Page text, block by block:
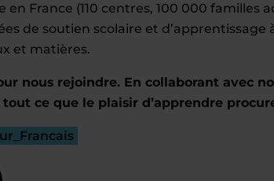
en France (110 centres, 100 000 familles
de soutien scolaire et
et matières.
nous rejoindre. En collaborant avec
ce que le plaisir d’apprendre